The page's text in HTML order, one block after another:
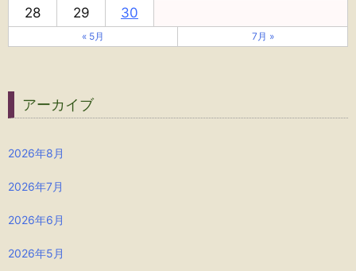
28
29 30
« 5月 7月 »
アーカイブ
2026年8月
2026年7月
2026年6月
2026年5月